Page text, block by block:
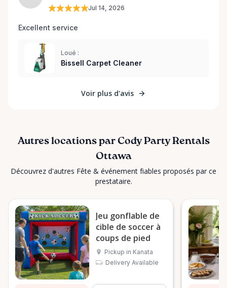
Jul 14, 2026
Excellent service
Loué :
Bissell Carpet Cleaner
Voir plus d'avis
Autres locations par Cody Party Rentals
Ottawa
Découvrez d'autres Fête & événement fiables proposés par ce
prestataire.
Jeu gonflable de
cible de soccer à
coups de pied
Pickup in Kanata
Delivery Available